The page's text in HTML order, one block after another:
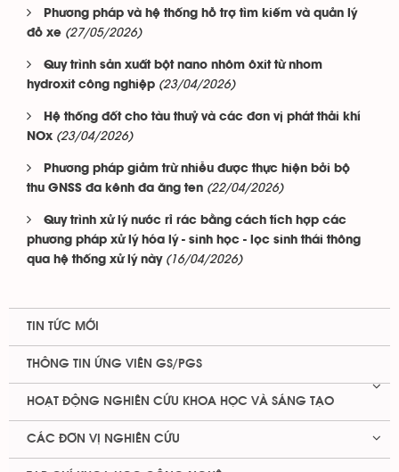
Phương pháp và hệ thống hỗ trợ tìm kiếm và quản lý
đỗ xe (27/05/2026)
Quy trình sản xuất bột nano nhôm ôxit từ nhom
hydroxit công nghiệp (23/04/2026)
Hệ thống đốt cho tàu thuỷ và các đơn vị phát thải khí
NOx (23/04/2026)
Phương pháp giảm trừ nhiễu được thực hiện bởi bộ
thu GNSS đa kênh đa ăng ten (22/04/2026)
Quy trình xử lý nước rỉ rác bằng cách tích hợp các
phương pháp xử lý hóa lý - sinh học - lọc sinh thái thông
qua hệ thống xử lý này (16/04/2026)
TIN TỨC MỚI
THÔNG TIN ỨNG VIÊN GS/PGS
HOẠT ĐỘNG NGHIÊN CỨU KHOA HỌC VÀ SÁNG TẠO
CÁC ĐƠN VỊ NGHIÊN CỨU